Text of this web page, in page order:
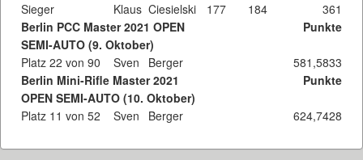
Sieger
Klaus Ciesielski 177 184
361
Berlin PCC Master 2021 OPEN
SEMI-AUTO (9. Oktober)
Punkte
Platz 22 von 90 Sven Berger
581,5833
Berlin Mini-Rifle Master 2021
OPEN SEMI-AUTO (10. Oktober)
Punkte
Platz 11 von 52 Sven Berger 624,7428